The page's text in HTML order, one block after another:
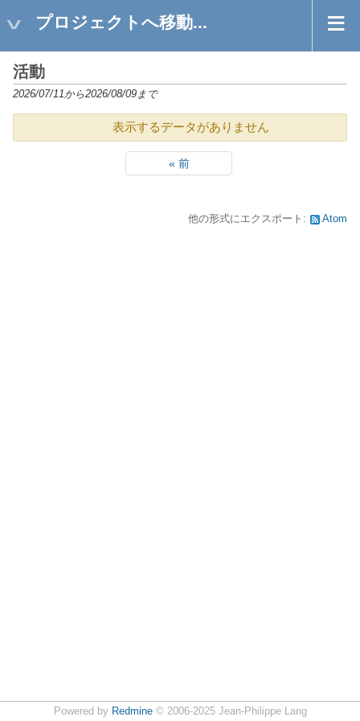
プロジェクトへ移動...
活動
2026/07/11から2026/08/09まで
表示するデータがありません
« 前
他の形式にエクスポート: Atom
Powered by Redmine© 2006-2025 Jean-Philippe Lang